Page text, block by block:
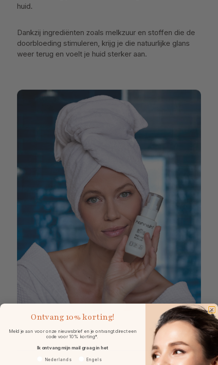
huid.
Dankzij ingrediënten zoals melkzuur en stoffen die de
doorbloeding stimuleren, krijg je die natuurlijke glans
weer terug en voelt je huid sterker aan.
Ontvang 10% korting!
Meld je aan voor onze nieuwsbrief en je ontvangt direct een
code voor 10% korting*.
Ik ontvang mijn mail graag in het
Voorkeurtaal
Nederlands Engels